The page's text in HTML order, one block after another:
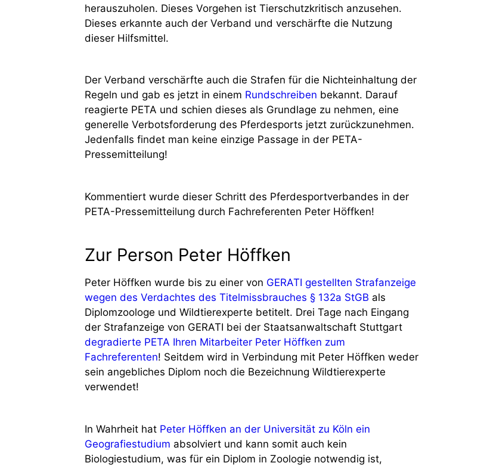
herauszuholen. Dieses Vorgehen ist Tierschutzkritisch anzusehen.
Dieses erkannte auch der Verband und verschärfte die Nutzung
dieser Hilfsmittel.
Der Verband verschärfte auch die Strafen für die Nichteinhaltung der
Regeln und gab es jetzt in einem Rundschreiben bekannt. Darauf
reagierte PETA und schien dieses als Grundlage zu nehmen, eine
generelle Verbotsforderung des Pferdesports jetzt zurückzunehmen.
Jedenfalls findet man keine einzige Passage in der PETA-
Pressemitteilung!
Kommentiert wurde dieser Schritt des Pferdesportverbandes in der
PETA-Pressemitteilung durch Fachreferenten Peter Höffken!
Zur Person Peter Höffken
Peter Höffken wurde bis zu einer von GERATI gestellten Strafanzeige
wegen des Verdachtes des Titelmissbrauches § 132a StGB als
Diplomzoologe und Wildtierexperte betitelt. Drei Tage nach Eingang
der Strafanzeige von GERATI bei der Staatsanwaltschaft Stuttgart
degradierte PETA Ihren Mitarbeiter Peter Höffken zum
Fachreferenten! Seitdem wird in Verbindung mit Peter Höffken weder
sein angebliches Diplom noch die Bezeichnung Wildtierexperte
verwendet!
In Wahrheit hat Peter Höffken an der Universität zu Köln ein
Geografiestudium absolviert und kann somit auch kein
Biologiestudium, was für ein Diplom in Zoologie notwendig ist,